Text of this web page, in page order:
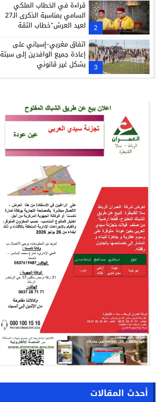
2
قراءة في الخطاب الملكي
السامي بمناسبة الذكرى الـ27
لعيد العرش”خطاب الثقة
3
اتفاق مغربي-إسباني على
إعادة جميع الوافدين إلى سبتة
بشكل غير قانوني
أحدث المقالات